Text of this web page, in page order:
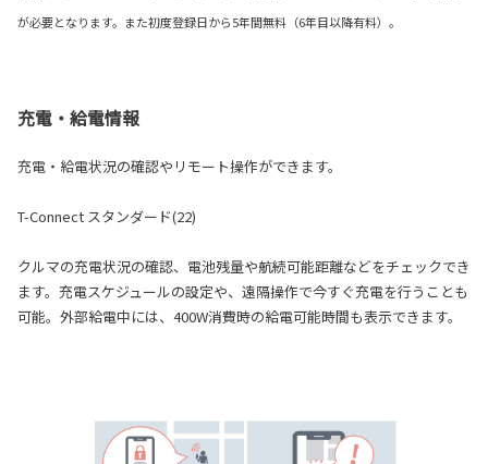
が必要となります。また初度登録日から5年間無料（6年目以降有料）。
充電・給電情報
充電・給電状況の確認やリモート操作ができます。
T-Connect スタンダード(22)
クルマの充電状況の確認、電池残量や航続可能距離などをチェックでき
ます。充電スケジュールの設定や、遠隔操作で今すぐ充電を行うことも
可能。外部給電中には、400W消費時の給電可能時間も表示できます。